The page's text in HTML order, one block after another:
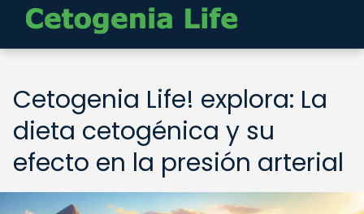
Cetogenia Life! explora: La
dieta cetogénica y su
efecto en la presión arterial